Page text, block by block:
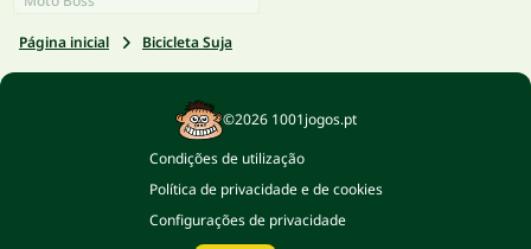
Página inicial Bicicleta Suja
©2026 1001jogos.pt
Condições de utilização
Política de privacidade e de cookies
Configurações de privacidade